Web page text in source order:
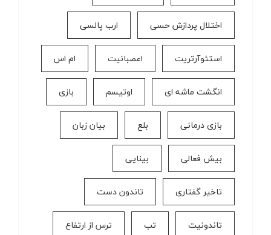
اختلال پردازش حسی ارب پالسی
استئوآرتریت اعصبانیت ام اس
انگشت ماشه ای اوتیسم بازی
بازی درمانی بلع بیان زبان
بیش فعالی بینایی
تاخیر گفتاری تاندون دست
تاندونیت تب ترس از ارتفاع